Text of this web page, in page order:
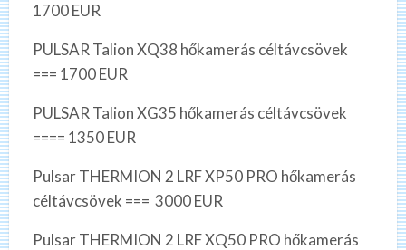
1700 EUR
PULSAR Talion XQ38 hőkamerás céltávcsövek
=== 1700 EUR
PULSAR Talion XG35 hőkamerás céltávcsövek
==== 1350 EUR
Pulsar THERMION 2 LRF XP50 PRO hőkamerás
céltávcsövek === 3000 EUR
Pulsar THERMION 2 LRF XQ50 PRO hőkamerás